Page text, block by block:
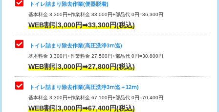
トイレ詰まり除去作業(便器脱着)
基本料金 3,300円+作業料金 33,000円+部品代 0円=36,300円
WEB割引3,000円➡33,300円(税込)
トイレ詰まり除去作業(高圧洗浄3ⅿ迄)
基本料金 3,300円+作業料金 27,500円+部品代 0円=30,800円
WEB割引3,000円➡27,800円(税込)
トイレ詰まり除去作業(高圧洗浄3ⅿ迄＋12ⅿ)
基本料金 3,300円+作業料金 67,100円+部品代 0円=70,400円
WEB割引3,000円➡67,400円(税込)